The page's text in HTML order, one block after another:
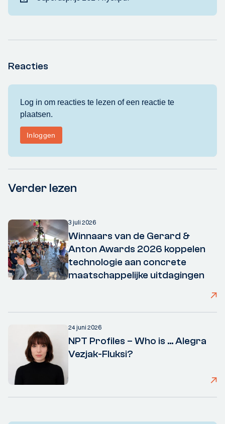
Reacties
Verder lezen
3 juli 2026
Winnaars van de Gerard &
Anton Awards 2026 koppelen
technologie aan concrete
maatschappelijke uitdagingen
24 juni 2026
NPT Profiles – Who is ... Alegra
Vezjak-Fluksi?